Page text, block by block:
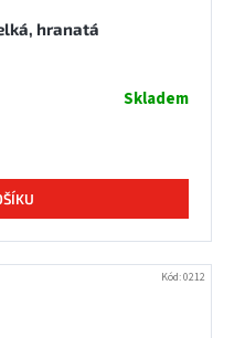
hranatá
Skladem
Kód:0212